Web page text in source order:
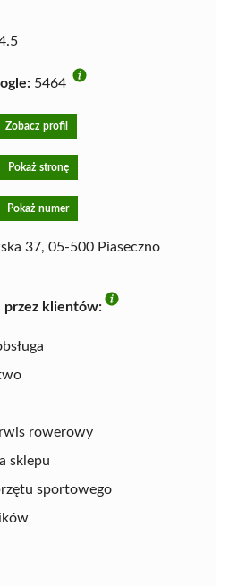
5464
Zobacz profil
Pokaż stronę
Pokaż numer
37, 05-500 Piaseczno
przez klientów:
rowerowy
sklepu
sportowego